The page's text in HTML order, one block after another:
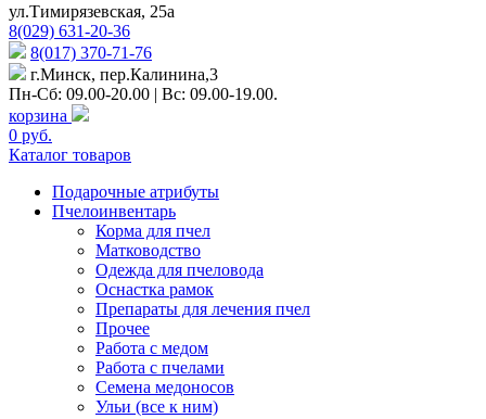
ул.Тимирязевская, 25а
8(029) 631-20-36
8(017) 370-71-76
г.Минск, пер.Калинина,3
Пн-Сб: 09.00-20.00 | Вс: 09.00-19.00.
корзина
0 руб.
Каталог товаров
Подарочные атрибуты
Пчелоинвентарь
Корма для пчел
Матководство
Одежда для пчеловода
Оснастка рамок
Препараты для лечения пчел
Прочее
Работа с медом
Работа с пчелами
Семена медоносов
Ульи (все к ним)